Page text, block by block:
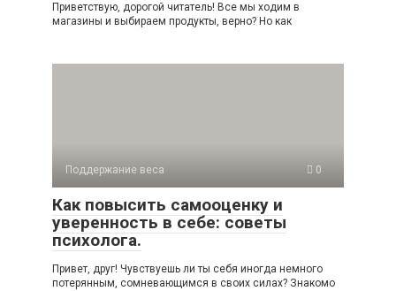
Приветствую, дорогой читатель! Все мы ходим в
магазины и выбираем продукты, верно? Но как
Поддержание веса 0
Как повысить самооценку и
уверенность в себе: советы
психолога.
Привет, друг! Чувствуешь ли ты себя иногда немного
потерянным, сомневающимся в своих силах? Знакомо